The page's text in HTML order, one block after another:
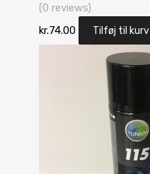
(0 reviews)
kr.74.00 Tilføj til kurv